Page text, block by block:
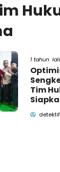
1 tahun
Tim